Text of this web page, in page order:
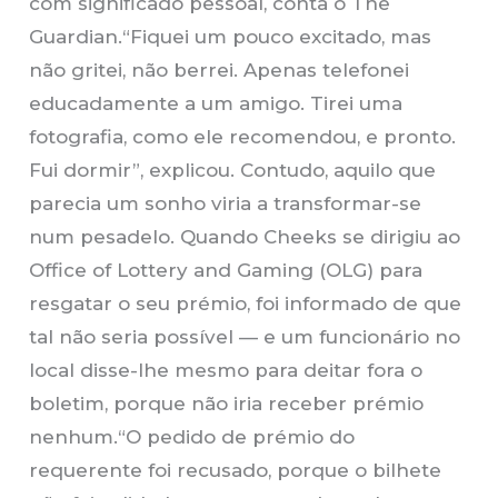
Guardian.“Fiquei um pouco excitado, mas
não gritei, não berrei. Apenas telefonei
educadamente a um amigo. Tirei uma
fotografia, como ele recomendou, e pronto.
Fui dormir”, explicou. Contudo, aquilo que
parecia um sonho viria a transformar-se
num pesadelo. Quando Cheeks se dirigiu ao
Office of Lottery and Gaming (OLG) para
resgatar o seu prémio, foi informado de que
tal não seria possível — e um funcionário no
local disse-lhe mesmo para deitar fora o
boletim, porque não iria receber prémio
nenhum.“O pedido de prémio do
requerente foi recusado, porque o bilhete